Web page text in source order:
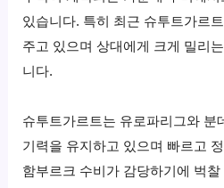
있습니다. 특히 최근 슈투트가르
주고 있으며 상대에게 크게 밀리
니다.
슈투트가르트는 유로파리그와 분
기력을 유지하고 있으며 빠르고
함부르크 수비가 감당하기에 벅